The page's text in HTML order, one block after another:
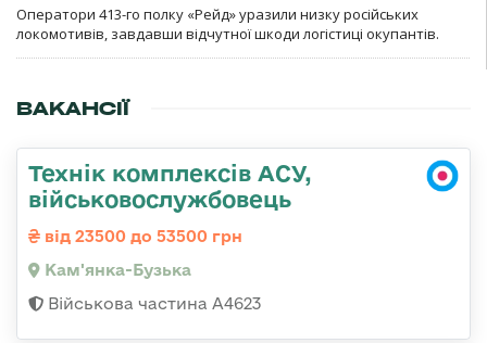
Оператори 413-го полку «Рейд» уразили низку російських
локомотивів, завдавши відчутної шкоди логістиці окупантів.
ВАКАНСІЇ
Технік комплексів АСУ,
військовослужбовець
від 23500 до 53500 грн
Кам'янка-Бузька
Військова частина А4623